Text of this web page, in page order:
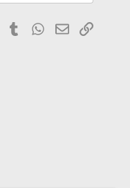
PinterestTumblr WhatsApp
EmailEnlace